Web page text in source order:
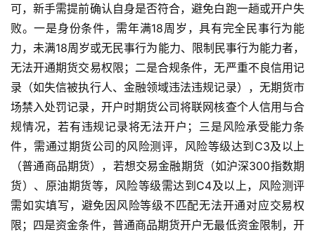
可，新手需提前确认自身是否符合，避免白跑一趟或开户失
败。一是身份条件，需年满18周岁，具有完全民事行为能
力，未满18周岁或无民事行为能力、限制民事行为能力者，
无法开通期货交易权限；二是合规条件，无严重不良信用记
录（如失信被执行人、金融领域违法违规记录），无期货市
场禁入处罚记录，开户时期货公司将联网核查个人信用与合
规情况，若有违规记录将无法开户；三是风险承受能力条
件，需通过期货公司的风险测评，风险等级达到C3及以上
（普通商品期货），若想交易金融期货（如沪深300指数期
货）、原油期货等，风险等级需达到C4及以上，风险测评
需如实填写，避免因风险等级不匹配无法开通对应交易权
限；四是资金条件，普通商品期货开户无最低资金限制，开